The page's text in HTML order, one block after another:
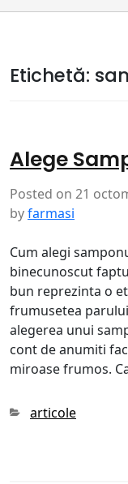
Etichetă:
Alege
Posted on 21
byfarmasi
Cum alegi
binecunoscut
bun reprezinta o
frumusetea
alegerea unui
cont de anumiti
miroase frumos.
Categories
articole